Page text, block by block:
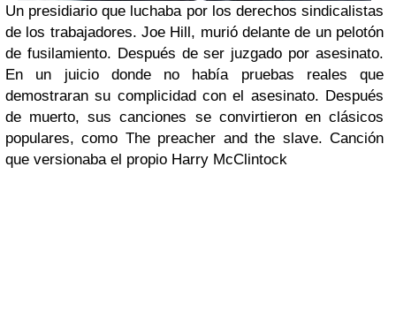
Un presidiario que luchaba por los derechos sindicalistas
de los trabajadores. Joe Hill, murió delante de un pelotón
de fusilamiento. Después de ser juzgado por asesinato.
En un juicio donde no había pruebas reales que
demostraran su complicidad con el asesinato. Después
de muerto, sus canciones se convirtieron en clásicos
populares, como The preacher and the slave. Canción
que versionaba el propio Harry McClintock